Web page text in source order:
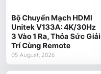
Bộ Chuyển Mạch HDMI
Unitek V133A: 4K/30Hz
3 Vào 1 Ra, Thỏa Sức Giải
Trí Cùng Remote
05 August, 2026